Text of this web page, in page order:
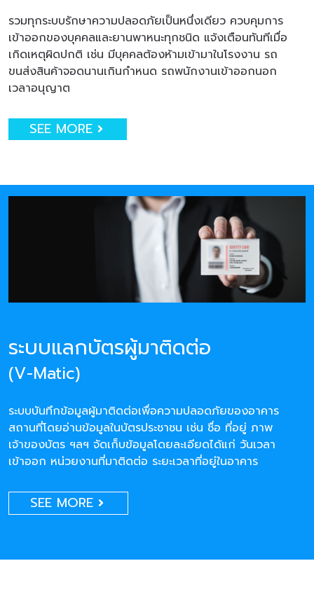
รวมทุกระบบรักษาความปลอดภัยเป็นหนึ่งเดียว ควบคุมการ
เข้าออกของบุคคลและยานพาหนะทุกชนิด แจ้งเตือนทันทีเมื่อ
เกิดเหตุผิดปกติ เช่น มีบุคคลต้องห้ามเข้ามาในโรงงาน รถ
ขนส่งสินค้าจอดนานเกินกำหนด รถพนักงานเข้าออกนอก
เวลาอนุญาต
SEE MORE
ระบบแลกบัตรผู้มาติดต่อ
(V-Matic)
ระบบบันทึกข้อมูลผู้มาติดต่อเพื่อความปลอดภัยของอาคาร
สถานที่โดยอ่านข้อมูลในบัตรประชาชน เช่น ชื่อ ที่อยู่ ภาพ
เจ้าของบัตร ฯลฯ จัดเก็บข้อมูลโดยละเอียดได้แก่ วันเวลา
เข้าออก หน่วยงานที่มาติดต่อ ระยะเวลาที่อยู่ในอาคาร
SEE MORE